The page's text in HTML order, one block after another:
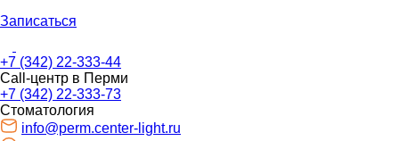
Записаться
+7 (342) 22-333-44
Call-центр в Перми
+7 (342) 22-333-73
Стоматология
info@perm.center-light.ru